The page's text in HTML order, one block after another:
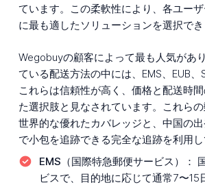
ています。この柔軟性により、各ユー
に最も適したソリューションを選択でき
Wegobuyの顧客によって最も人気があ
ている配送方法の中には、EMS、EUB、
これらは信頼性が高く、価格と配送時
た選択肢と見なされています。これらの
世界的な優れたカバレッジと、中国の
で小包を追跡できる完全な追跡を利用し
EMS（国際特急郵便サービス）：
ビスで、目的地に応じて通常7〜15